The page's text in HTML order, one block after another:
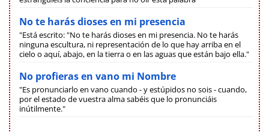
No te harás dioses en mi presencia
"Está escrito: "No te harás dioses en mi presencia. No te harás
ninguna escultura, ni representación de lo que hay arriba en el
cielo o aquí, abajo, en la tierra o en las aguas que están bajo ella."
No profieras en vano mi Nombre
"Es pronunciarlo en vano cuando - y estúpidos no sois - cuando,
por el estado de vuestra alma sabéis que lo pronunciáis
inútilmente."